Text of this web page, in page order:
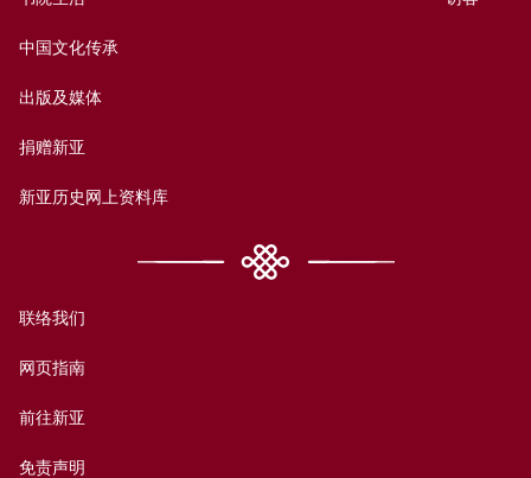
中国文化传承
出版及媒体
捐赠新亚
新亚历史网上资料库
联络我们
网页指南
前往新亚
免责声明